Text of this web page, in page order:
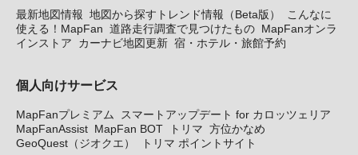
最新地図情報 地図から探すトレンド情報（Beta版）
こんなに
使える！MapFan 道路走行調査で見つけたもの MapFanオンラ
インストア
カーナビ地図更新 宿・ホテル・旅館予約
個人向けサービス
MapFanプレミアム
スマートアップデート for カロッツェリア
MapFanAssist MapFan BOT トリマ 方位かなめ
GeoQuest（ジオクエ）
トリマ ポイントサイト